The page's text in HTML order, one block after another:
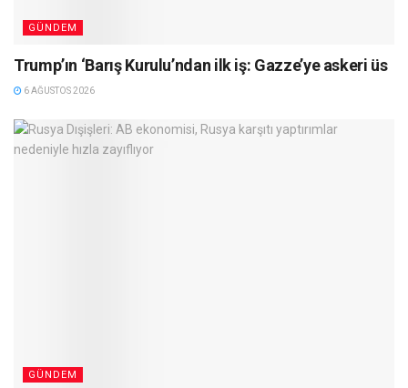
GÜNDEM
Trump’ın ‘Barış Kurulu’ndan ilk iş: Gazze’ye askeri üs
6 AĞUSTOS 2026
GÜNDEM